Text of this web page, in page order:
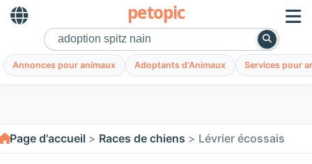
petopic
Annonces pour animaux Adoptants d'Animaux Services pour
Page d'accueil Races de chiens Lévrier écossais